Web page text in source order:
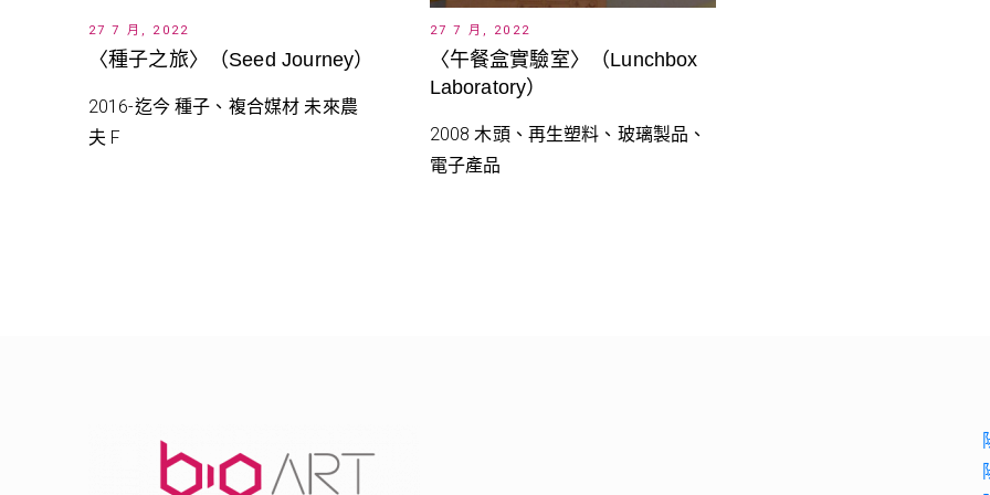
27 7 月, 2022
〈種子之旅〉（Seed Journey）
2016-迄今 種子、複合媒材 未來農
夫 F
27 7 月, 2022
〈午餐盒實驗室〉（Lunchbox
Laboratory）
2008 木頭、再生塑料、玻璃製品、
電子產品